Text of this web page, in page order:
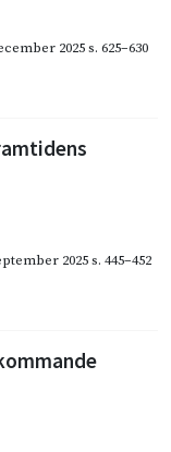
2025s. 625–630
2025s. 445–452